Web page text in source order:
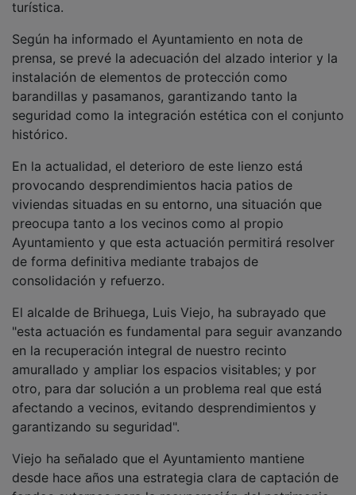
prensa, se prevé la adecuación del alzado interior y la
instalación de elementos de protección como
barandillas y pasamanos, garantizando tanto la
seguridad como la integración estética con el conjunto
histórico.
provocando desprendimientos hacia patios de
viviendas situadas en su entorno, una situación que
preocupa tanto a los vecinos como al propio
Ayuntamiento y que esta actuación permitirá resolver
de forma definitiva mediante trabajos de
consolidación y refuerzo.
"esta actuación es fundamental para seguir avanzando
en la recuperación integral de nuestro recinto
amurallado y ampliar los espacios visitables; y por
otro, para dar solución a un problema real que está
afectando a vecinos, evitando desprendimientos y
garantizando su seguridad".
desde hace años una estrategia clara de captación de
fondos externos para la recuperación del patrimonio.